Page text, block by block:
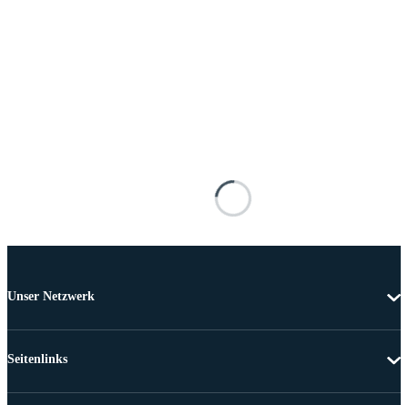
Unser Netzwerk
Seitenlinks